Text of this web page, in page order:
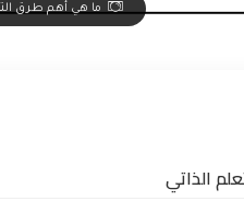
ما هي أهم طرق
الذاتي